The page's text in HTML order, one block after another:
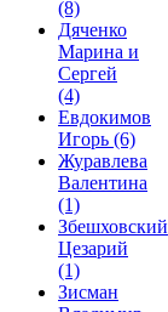
(8)
Дяченко
Марина и
Сергей
(4)
Евдокимов
Игорь (6)
Журавлева
Валентина
(1)
Збешховский
Цезарий
(1)
Зисман